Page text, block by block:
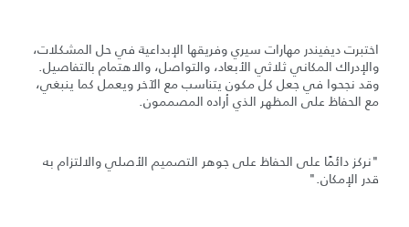
اختبرت ديفيندر مهارات سيري وفريقها الإبداعية في حل المشكلات،
والإدراك المكاني ثلاثي الأبعاد، والتواصل، والاهتمام بالتفاصيل.
وقد نجحوا في جعل كل مكون يتناسب مع الآخر ويعمل كما ينبغي،
مع الحفاظ على المظهر الذي أراده المصممون.
"نركز دائمًا على الحفاظ على جوهر التصميم الأصلي والالتزام به
قدر الإمكان."